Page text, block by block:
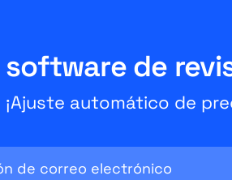
de
¡Ajuste automático de